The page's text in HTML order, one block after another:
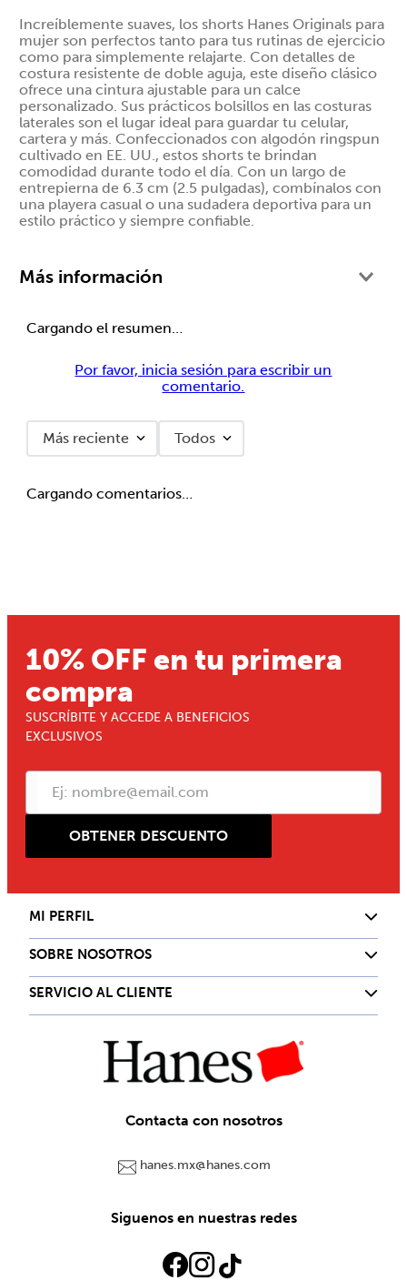
Increíblemente suaves, los shorts Hanes Originals para
mujer son perfectos tanto para tus rutinas de ejercicio
como para simplemente relajarte. Con detalles de
costura resistente de doble aguja, este diseño clásico
ofrece una cintura ajustable para un calce
personalizado. Sus prácticos bolsillos en las costuras
laterales son el lugar ideal para guardar tu celular,
cartera y más. Confeccionados con algodón ringspun
cultivado en EE. UU., estos shorts te brindan
comodidad durante todo el día. Con un largo de
entrepierna de 6.3 cm (2.5 pulgadas), combínalos con
una playera casual o una sudadera deportiva para un
estilo práctico y siempre confiable.
Más información
Cargando el resumen…
Por favor, inicia sesión para escribir un
comentario.
Más reciente Todos
Cargando comentarios…
10% OFF en tu primera
compra
SUSCRÍBITE Y ACCEDE A BENEFICIOS
EXCLUSIVOS
OBTENER DESCUENTO
MI PERFIL
SOBRE NOSOTROS
SERVICIO AL CLIENTE
Contacta con nosotros
hanes.mx@hanes.com
Siguenos en nuestras redes